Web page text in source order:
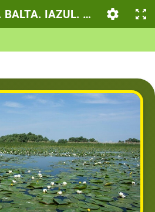
BALTA. IAZUL. LACUL